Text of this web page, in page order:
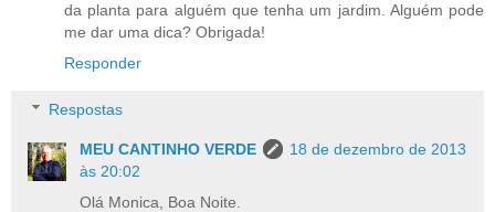
da planta para alguém que tenha um jardim. Alguém pode
me dar uma dica? Obrigada!
Responder
Respostas
MEU CANTINHO VERDE
18 de dezembro de 2013
às 20:02
Olá Monica, Boa Noite.